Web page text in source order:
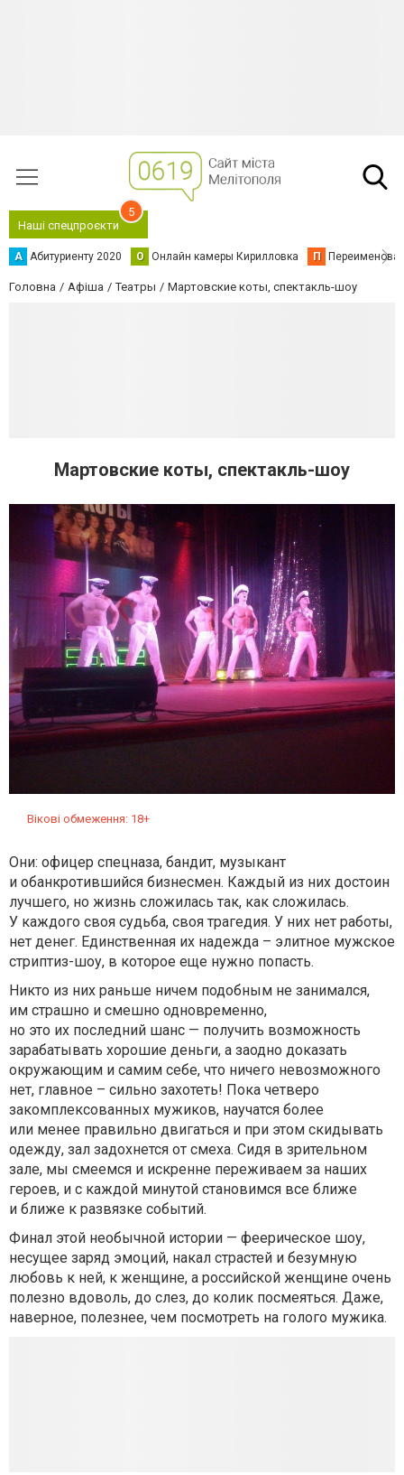
Наші спецпроєкти
5
А Абитуриенту 2020 О Онлайн камеры Кирилловка П
Головна Афіша Театры Мартовские коты, спектакль-шоу
Мартовские коты, спектакль-шоу
Вікові обмеження: 18+
Они: офицер спецназа, бандит, музыкант
и обанкротившийся бизнесмен. Каждый из них достоин
лучшего, но жизнь сложилась так, как сложилась.
У каждого своя судьба, своя трагедия. У них нет работы,
нет денег. Единственная их надежда – элитное мужское
стриптиз-шоу, в которое еще нужно попасть.
Никто из них раньше ничем подобным не занимался,
им страшно и смешно одновременно,
но это их последний шанс — получить возможность
зарабатывать хорошие деньги, а заодно доказать
окружающим и самим себе, что ничего невозможного
нет, главное – сильно захотеть! Пока четверо
закомплексованных мужиков, научатся более
или менее правильно двигаться и при этом скидывать
одежду, зал задохнется от смеха. Сидя в зрительном
зале, мы смеемся и искренне переживаем за наших
героев, и с каждой минутой становимся все ближе
и ближе к развязке событий.
Финал этой необычной истории — феерическое шоу,
несущее заряд эмоций, накал страстей и безумную
любовь к ней, к женщине, а российской женщине очень
полезно вдоволь, до слез, до колик посмеяться. Даже,
наверное, полезнее, чем посмотреть на голого мужика.